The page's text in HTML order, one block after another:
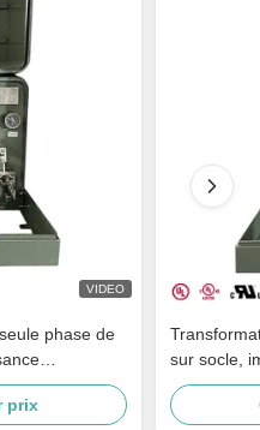
VIDEO
phase de
/ IEEE C57
prix
sur socle,
V,